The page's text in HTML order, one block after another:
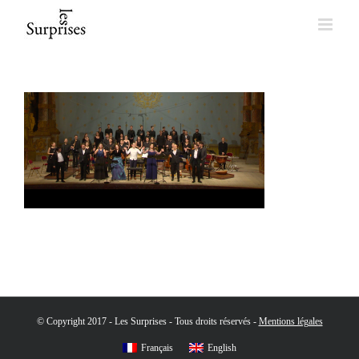
© Copyright 2017 - Les Surprises - Tous droits réservés - Mentions légales
Français English